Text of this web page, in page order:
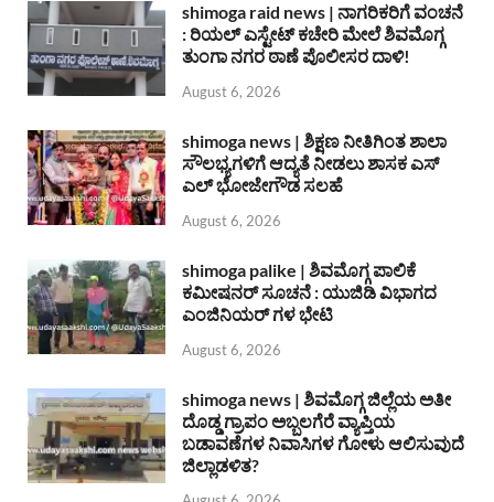
shimoga raid news | ನಾಗರಿಕರಿಗೆ ವಂಚನೆ
: ರಿಯಲ್ ಎಸ್ಟೇಟ್ ಕಚೇರಿ ಮೇಲೆ ಶಿವಮೊಗ್ಗ
ತುಂಗಾ ನಗರ ಠಾಣೆ ಪೊಲೀಸರ ದಾಳಿ!
August 6, 2026
shimoga news | ಶಿಕ್ಷಣ ನೀತಿಗಿಂತ ಶಾಲಾ
ಸೌಲಭ್ಯಗಳಿಗೆ ಆದ್ಯತೆ ನೀಡಲು ಶಾಸಕ ಎಸ್
ಎಲ್ ಭೋಜೇಗೌಡ ಸಲಹೆ
August 6, 2026
shimoga palike | ಶಿವಮೊಗ್ಗ ಪಾಲಿಕೆ
ಕಮೀಷನರ್ ಸೂಚನೆ : ಯುಜಿಡಿ ವಿಭಾಗದ
ಎಂಜಿನಿಯರ್ ಗಳ ಭೇಟಿ
August 6, 2026
shimoga news | ಶಿವಮೊಗ್ಗ ಜಿಲ್ಲೆಯ ಅತೀ
ದೊಡ್ಡ ಗ್ರಾಪಂ ಅಬ್ಬಲಗೆರೆ ವ್ಯಾಪ್ತಿಯ
ಬಡಾವಣೆಗಳ ನಿವಾಸಿಗಳ ಗೋಳು ಆಲಿಸುವುದೆ
ಜಿಲ್ಲಾಡಳಿತ?